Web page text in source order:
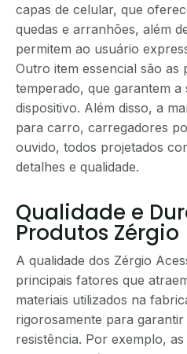
capas de celular, que
quedas e arranhões, além
permitem ao usuário
Outro item essencial são as
temperado, que garantem a
dispositivo. Além disso, a
para carro, carregadores
ouvido, todos projetados
detalhes e qualidade.
Qualidade e
Produtos Zérgio
A qualidade dos Zérgio
principais fatores que
materiais utilizados na
rigorosamente para garantir
resistência. Por exemplo,